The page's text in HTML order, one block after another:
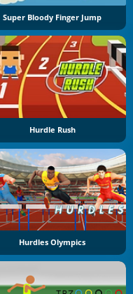
Super Bloody Finger Jump
Hurdle Rush
Hurdles Olympics